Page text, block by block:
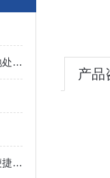
垃圾筛分设备实现高效、环保地处理垃圾
移动式垃圾压缩站快速压缩、便捷运输，城市清洁的得力助手
产品